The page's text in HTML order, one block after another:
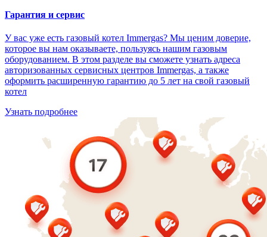
Гарантия и сервис
У вас уже есть газовый котел Immergas? Мы ценим доверие,
которое вы нам оказываете, пользуясь нашим газовым
оборудованием. В этом разделе вы сможете узнать адреса
авторизованных сервисных центров Immergas, а также
оформить расширенную гарантию до 5 лет на свой газовый
котел
Узнать подробнее